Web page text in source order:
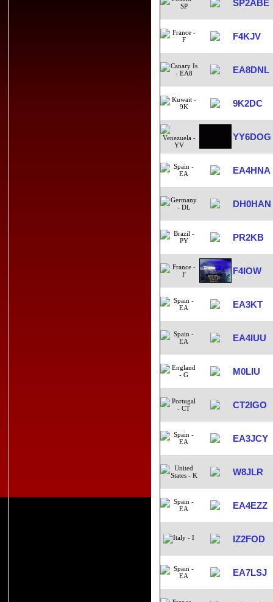
SP2ABE
F4KJV
EA8DNL
9K2DC
YY6DOG
EA4HNA
DH0HAN
PR2KB
F4IOW
EA3KT
EA4IUU
M0LIU
CT2IGO
EA3JCY
W8JLR
EA4EZZ
IZ2FOD
EA7LSJ